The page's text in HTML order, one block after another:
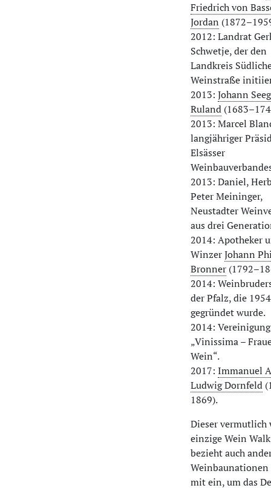
Friedrich von
Jordan
2012: Landrat
Schwetje, der den
Landkreis
Weinstraße
2013: Johann
Ruland
2013: Marcel
langjähriger
Elsässer
2013: Daniel,
Peter Meininger,
Neustadter
aus drei
2014: Apotheker
WinzerJohann
Bronner
2014:
der Pfalz, die 1954
gegründet wurde.
2014: Vereinigung
„Vinissima –
Wein“.
2017: Immanuel
Ludwig Dornfeld
1869).
Dieser
einzige Wein
bezieht auch
Weinbaunationen
mit ein, um das